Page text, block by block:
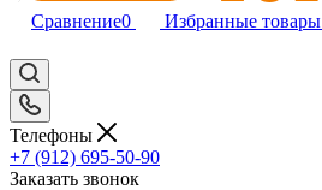
Сравнение0 Избранные товары
Телефоны
+7 (912) 695-50-90
Заказать звонок